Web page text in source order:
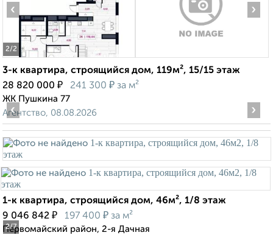
2/2
‹ ›
3-к квартира, строящийся дом, 119м², 15/15 этаж
28 820 000 ₽ 241 300 ₽ за м²
ЖК Пушкина 77
Агентство, 08.08.2026
2/7
‹ ›
1-к квартира, строящийся дом, 46м², 1/8 этаж
9 046 842 ₽ 197 400 ₽ за м²
Первомайский район, 2-я Дачная